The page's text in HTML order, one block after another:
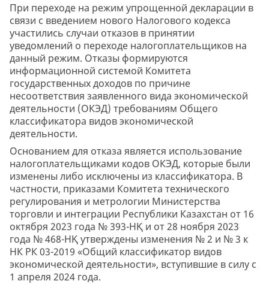
При переходе на режим упрощенной декларации в
связи с введением нового Налогового кодекса
участились случаи отказов в принятии
уведомлений о переходе налогоплательщиков на
данный режим. Отказы формируются
информационной системой Комитета
государственных доходов по причине
несоответствия заявленного вида экономической
деятельности (ОКЭД) требованиям Общего
классификатора видов экономической
деятельности.
Основанием для отказа является использование
налогоплательщиками кодов ОКЭД, которые были
изменены либо исключены из классификатора. В
частности, приказами Комитета технического
регулирования и метрологии Министерства
торговли и интеграции Республики Казахстан от 16
октября 2023 года № 393-НҚ и от 28 ноября 2023
года № 468-НҚ утверждены изменения № 2 и № 3 к
НК РК 03-2019 «Общий классификатор видов
экономической деятельности», вступившие в силу с
1 апреля 2024 года.